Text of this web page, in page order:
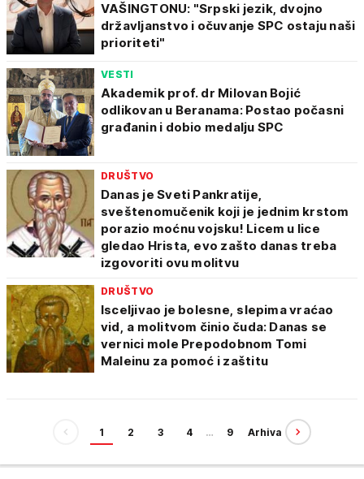
VAŠINGTONU: "Srpski jezik, dvojno
državljanstvo i očuvanje SPC ostaju naši
prioriteti"
VESTI
Akademik prof. dr Milovan Bojić
odlikovan u Beranama: Postao počasni
građanin i dobio medalju SPC
DRUŠTVO
Danas je Sveti Pankratije,
sveštenomučenik koji je jednim krstom
porazio moćnu vojsku! Licem u lice
gledao Hrista, evo zašto danas treba
izgovoriti ovu molitvu
DRUŠTVO
Isceljivao je bolesne, slepima vraćao
vid, a molitvom činio čuda: Danas se
vernici mole Prepodobnom Tomi
Maleinu za pomoć i zaštitu
1 2 3 4 … 9 Arhiva